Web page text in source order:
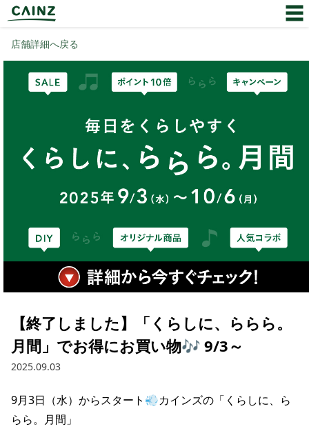
店舗詳細へ戻る
【終了しました】「くらしに、ららら。
月間」でお得にお買い物🎶 9/3～
2025.09.03
9月3日（水）からスタート💨カインズの「くらしに、ら
らら。月間」